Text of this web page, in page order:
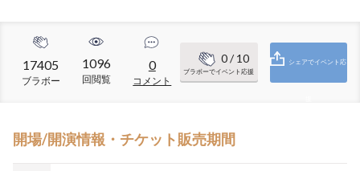
17405
ブラボー
1096
回閲覧
0
コメント
0/ 10
ブラボーでイベント応援
シェアでイベント応
開場/開演情報・チケット販売期間